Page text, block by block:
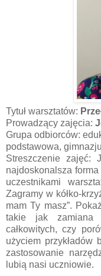
Tytuł warsztatów:
Prowadzący zajęcia:
Grupa odbiorców:
podstawowa,
Streszczenie zajęć:
najdoskonalsza
uczestnikami
Zagramy w kółko-
mam Ty masz”.
takie jak zamiana
całkowitych, czy
użyciem przykładów
zastosowanie
lubią nasi uczniowie.